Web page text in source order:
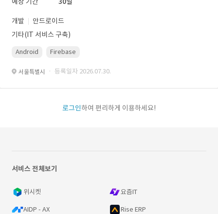
개발
안드로이드
기타(IT 서비스 구축)
Android Firebase
서울특별시 · 등록일자 2026.07.30.
로그인하여 편리하게 이용하세요!
서비스 전체보기
위시켓 요즘IT
AIDP - AX Rise ERP